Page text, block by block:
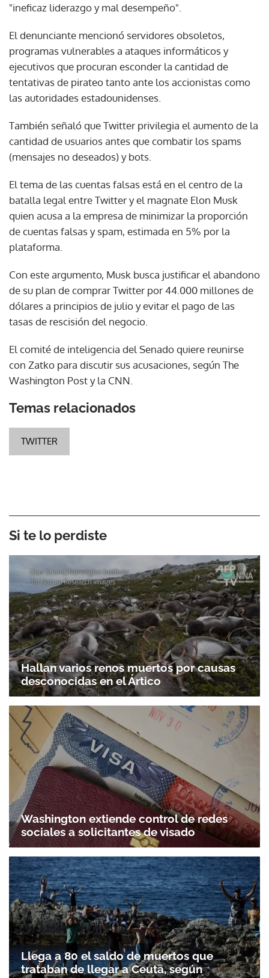
"ineficaz liderazgo y mal desempeño".
El denunciante mencionó servidores obsoletos,
programas vulnerables a ataques informáticos y
ejecutivos que procuran esconder la cantidad de
tentativas de pirateo tanto ante los accionistas como
las autoridades estadounidenses.
También señaló que Twitter privilegia el aumento de la
cantidad de usuarios antes que combatir los spams
(mensajes no deseados) y bots.
El tema de las cuentas falsas está en el centro de la
batalla legal entre Twitter y el magnate Elon Musk
quien acusa a la empresa de minimizar la proporción
de cuentas falsas y spam, estimada en 5% por la
plataforma.
Con este argumento, Musk busca justificar el abandono
de su plan de comprar Twitter por 44.000 millones de
dólares a principios de julio y evitar el pago de las
tasas de rescisión del negocio.
El comité de inteligencia del Senado quiere reunirse
con Zatko para discutir sus acusaciones, según The
Washington Post y la CNN.
Temas relacionados
TWITTER
Si te lo perdiste
Hallan varios renos muertos por causas
desconocidas en el Ártico
Washington extiende control de redes
sociales a solicitantes de visado
Llega a 80 el saldo de muertos que
trataban de llegar a Ceuta, según